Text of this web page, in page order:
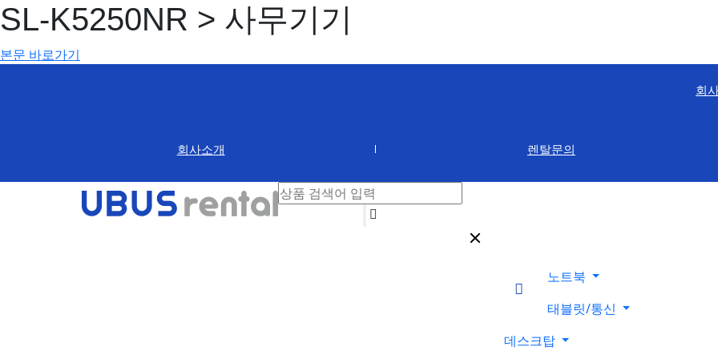
SL-K5250NR > 사무기기
본문 바로가기
회
회사소개 렌탈문의
노트북
태블릿/통신
데스크탑